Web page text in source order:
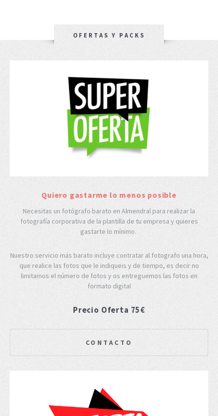
OFERTAS Y PACKS
Quiero gastarme lo menos posible
Necesitas un fotógrafo barato en Almendral para realizar la
fotografía corporativa de la plantilla de tu empresa y quieres
gastarte lo mínimo.
Nuestro servicio más barato incluye contratar al fotografo una hora,
que realice las fotos que le indiqueis y de tiempo, es decir no
limitamos el número de fotos y os entreguemos las fotos en
formato digital
Precio Oferta 75€
CONTACTO